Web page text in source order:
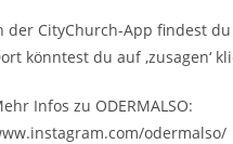
der CityChurch-App findest
könntest du auf ‚zusagen‘
Infos zu ODERMALSO:
odermalso/